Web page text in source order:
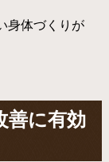
身体づくりが
善に有効